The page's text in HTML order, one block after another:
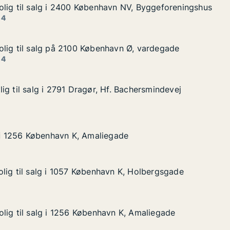
NV, Byggeforeningshus
2400 København NV, Byggeforeningshus
til salg i 2400 København NV, Byggeforeningshus
til salg i 2400 København NV, Byggeforeningshus
Ø, vardegade
2100 København Ø, vardegade
til salg på 2100 København Ø, vardegade
til salg på 2100 København Ø, vardegade
Dragør, Hf. Bachersmindevej
til salg i 2791 Dragør, Hf. Bachersmindevej
til salg i 2791 Dragør, Hf. Bachersmindevej
K, Amaliegade
København K, Amaliegade
København K, Amaliegade
Holbergsgade
1057 København K, Holbergsgade
til salg i 1057 København K, Holbergsgade
til salg i 1057 København K, Holbergsgade
Amaliegade
1256 København K, Amaliegade
til salg i 1256 København K, Amaliegade
til salg i 1256 København K, Amaliegade